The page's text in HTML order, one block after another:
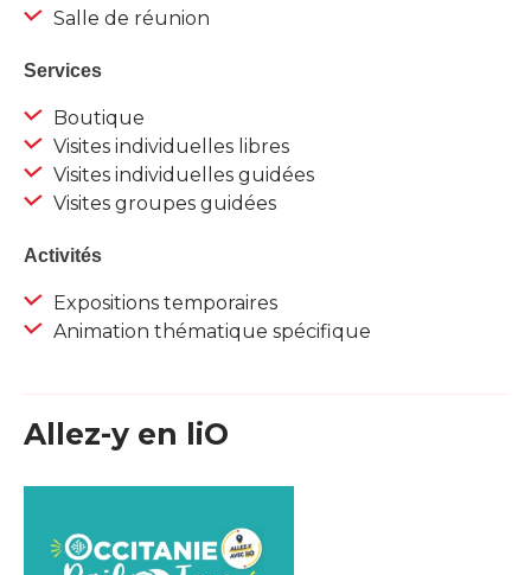
Salle de réunion
Services
Boutique
Visites individuelles libres
Visites individuelles guidées
Visites groupes guidées
Activités
Expositions temporaires
Animation thématique spécifique
Allez-y en liO